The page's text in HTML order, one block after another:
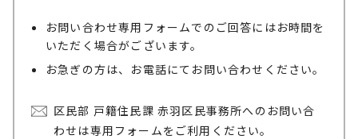
お問い合わせ専用フォームでのご回答にはお時間を
いただく場合がございます。
お急ぎの方は、お電話にてお問い合わせください。
区民部 戸籍住民課 赤羽区民事務所へのお問い合
わせは専用フォームをご利用ください。